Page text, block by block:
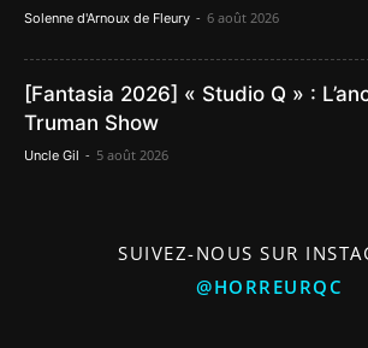
Solenne d'Arnoux de Fleury - 6 août 2026
[Fantasia 2026] « Studio Q » :
Truman Show
Uncle Gil - 5 août 2026
SUIVEZ-NOUS SUR
@HORREURQC